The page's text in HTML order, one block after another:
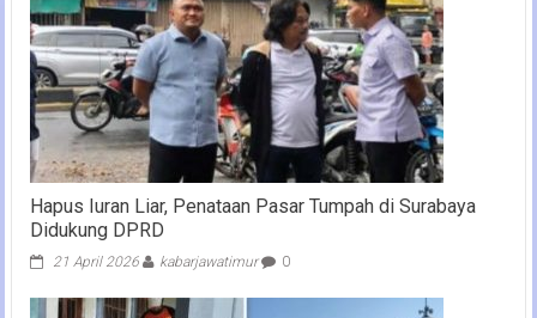
Hapus Iuran Liar, Penataan Pasar Tumpah di Surabaya
Didukung DPRD
21 April 2026 kabarjawatimur 0